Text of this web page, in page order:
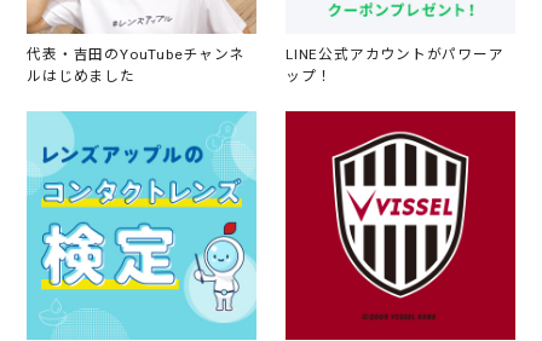
代表・吉田のYouTubeチャンネ
ルはじめました
LINE公式アカウントがパワーア
ップ！